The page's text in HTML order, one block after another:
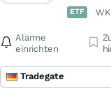
ETF
Alarme
einrichten
Tradegate